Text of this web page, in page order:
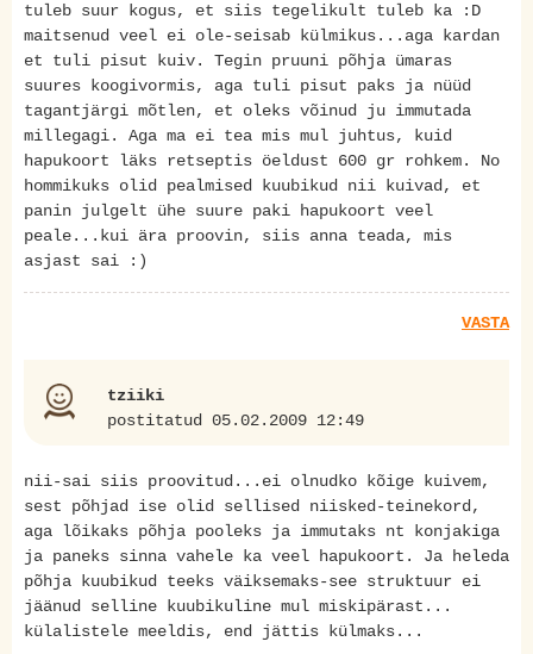
tuleb suur kogus, et siis tegelikult tuleb ka :D
maitsenud veel ei ole-seisab külmikus...aga kardan
et tuli pisut kuiv. Tegin pruuni põhja ümaras
suures koogivormis, aga tuli pisut paks ja nüüd
tagantjärgi mõtlen, et oleks võinud ju immutada
millegagi. Aga ma ei tea mis mul juhtus, kuid
hapukoort läks retseptis öeldust 600 gr rohkem. No
hommikuks olid pealmised kuubikud nii kuivad, et
panin julgelt ühe suure paki hapukoort veel
peale...kui ära proovin, siis anna teada, mis
asjast sai :)
VASTA
tziiki
postitatud 05.02.2009 12:49
nii-sai siis proovitud...ei olnudko kõige kuivem,
sest põhjad ise olid sellised niisked-teinekord,
aga lõikaks põhja pooleks ja immutaks nt konjakiga
ja paneks sinna vahele ka veel hapukoort. Ja heleda
põhja kuubikud teeks väiksemaks-see struktuur ei
jäänud selline kuubikuline mul miskipärast...
külalistele meeldis, end jättis külmaks...